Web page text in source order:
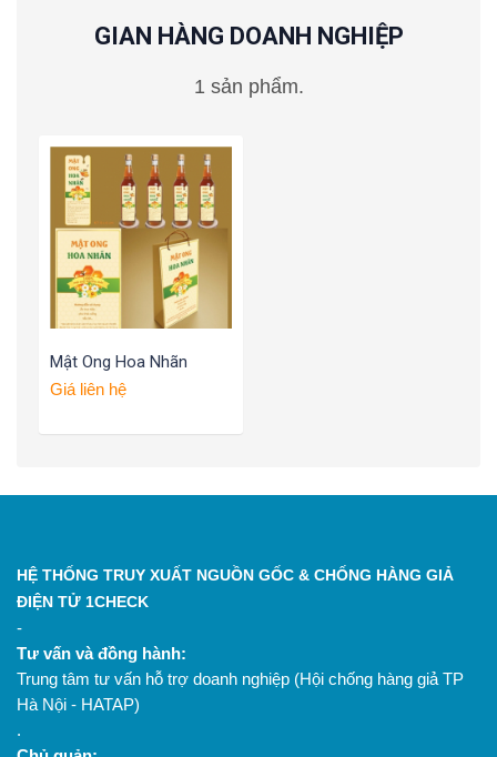
GIAN HÀNG DOANH NGHIỆP
1 sản phẩm.
Mật Ong Hoa Nhãn
Giá liên hệ
HỆ THỐNG TRUY XUẤT NGUỒN GỐC & CHỐNG HÀNG GIẢ
ĐIỆN TỬ 1CHECK
-
Tư vấn và đồng hành:
Trung tâm tư vấn hỗ trợ doanh nghiệp (Hội chống hàng giả TP
Hà Nội - HATAP)
.